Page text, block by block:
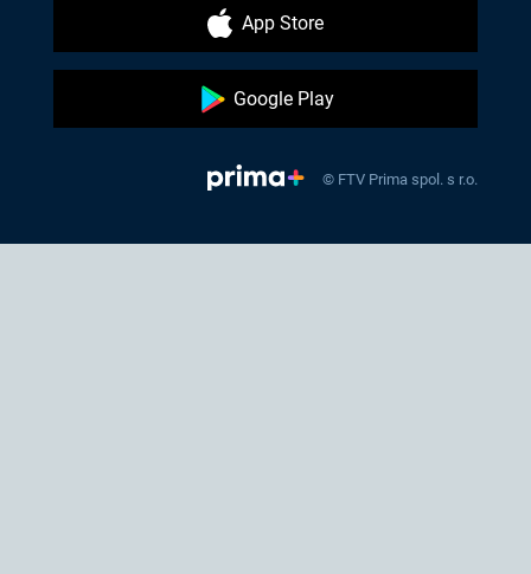
App Store
Google Play
© FTV Prima spol. s r.o.